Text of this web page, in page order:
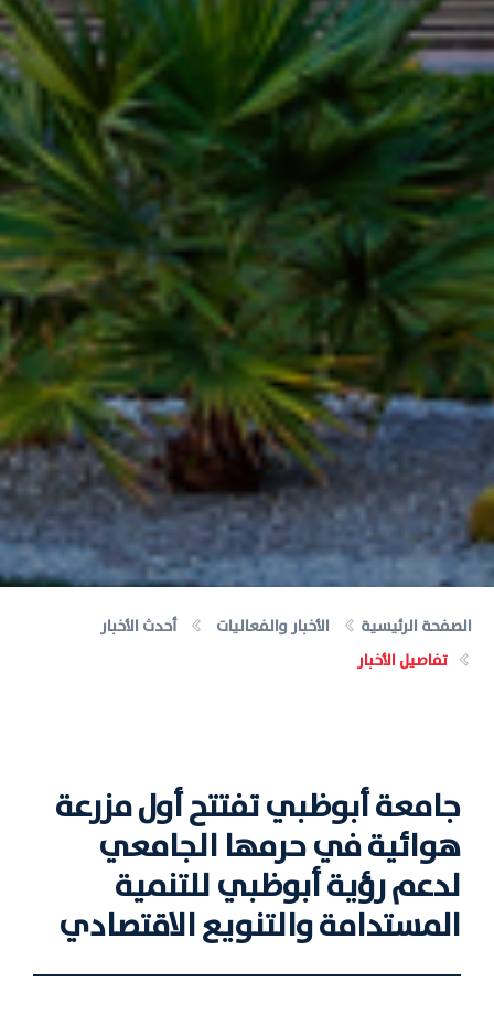
الصفحة الرئيسية الأخبار والفعاليات
أحدث الأخبار
تفاصيل الأخبار
جامعة أبوظبي تفتتح أول مزرعة
هوائية في حرمها الجامعي
لدعم رؤية أبوظبي للتنمية
المستدامة والتنويع الاقتصادي